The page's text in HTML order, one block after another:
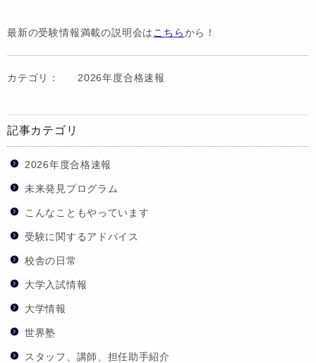
最新の受験情報満載の説明会は こちらから！
カテゴリ： 2026年度合格速報
記事カテゴリ
2026年度合格速報
未来発見プログラム
こんなこともやっています
受験に関するアドバイス
校舎の日常
大学入試情報
大学情報
世界塾
スタッフ、講師、担任助手紹介